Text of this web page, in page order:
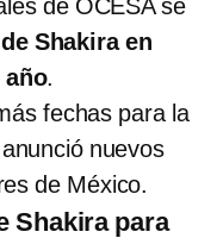
de OCESA se
Shakira en
año.
fechas para la
nuevos
de México.
Shakira para